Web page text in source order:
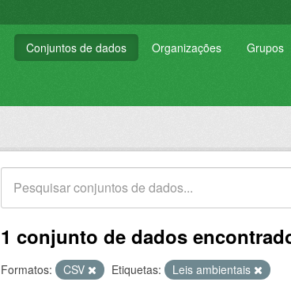
Conjuntos de dados Organizações Grupos
1 conjunto de dados
Formatos: CSV Etiquetas: Leis ambientais